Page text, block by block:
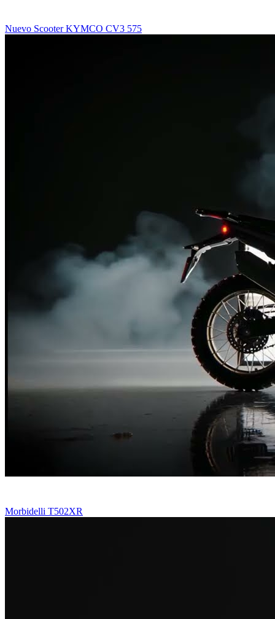
Nuevo Scooter KYMCO CV3 575
Morbidelli T502XR